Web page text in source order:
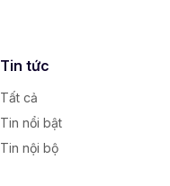
Tin tức
Tất cả
Tin nổi bật
Tin nội bộ